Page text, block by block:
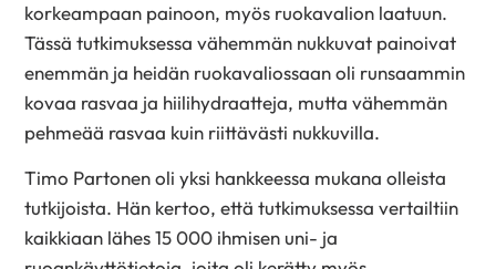
korkeampaan painoon, myös ruokavalion laatuun.
Tässä tutkimuksessa vähemmän nukkuvat painoivat
enemmän ja heidän ruokavaliossaan oli runsaammin
kovaa rasvaa ja hiilihydraatteja, mutta vähemmän
pehmeää rasvaa kuin riittävästi nukkuvilla.
Timo Partonen oli yksi hankkeessa mukana olleista
tutkijoista. Hän kertoo, että tutkimuksessa vertailtiin
kaikkiaan lähes 15 000 ihmisen uni- ja